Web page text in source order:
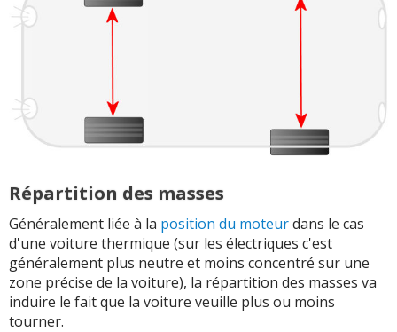
Répartition des masses
Généralement liée à la position du moteurdans le cas
d'une voiture thermique (sur les électriques c'est
généralement plus neutre et moins concentré sur une
zone précise de la voiture), la répartition des masses va
induire le fait que la voiture veuille plus ou moins
tourner.